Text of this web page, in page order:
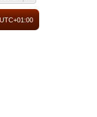
UTC+01:00